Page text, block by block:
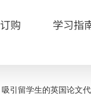
订购 学习指
吸引留学生的英国论文